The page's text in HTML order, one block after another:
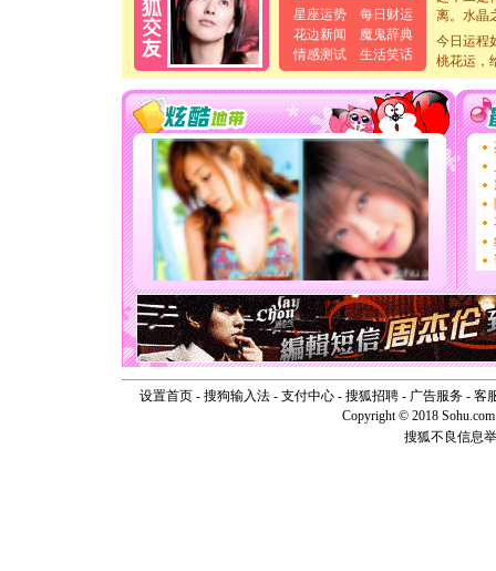
星座运势
每日财运
花边新闻
魔鬼辞典
情感测试
生活笑话
离。水晶
泣，这痛
卖了。水
颜！冬去
道一声
[春节] 传
片叶子
送你一
[圣诞节]
你太多
要平安
[圣诞节]
能正大
天都要快
[圣诞节]
如意,快
[元旦]看
断电。爱
你是我
[元旦]
如
起；二是
离。水晶
今日运程
桃花运，
设置首页- 搜狗输入法- 支付中心- 搜狐招聘- 广告服务- 客
Copyright © 2018
搜狐不良信息